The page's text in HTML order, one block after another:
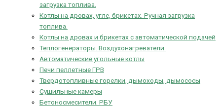
загрузка топлива.
Котлы на дровах, угле, брикетах. Ручная загрузка
топлива.
Котлы на дровах и брикетах с автоматической подачей
Теплогенераторы. Воздухонагреватели.
Автоматические угольные котлы
Печи пеллетные ГРВ
Твердотопливные горелки, дымоходы, дымососы
Сушильные камеры
Бетоносмесители. РБУ